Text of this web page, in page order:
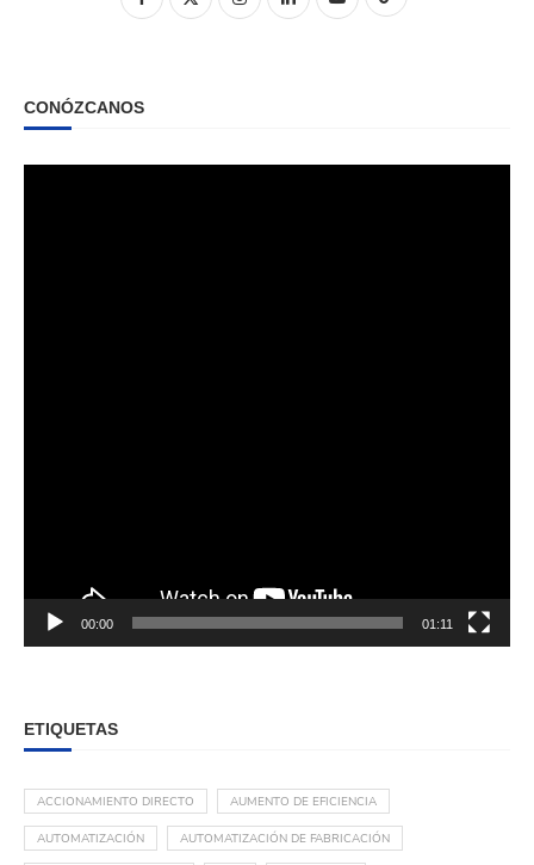
CONÓZCANOS
00:00 01:11
ETIQUETAS
ACCIONAMIENTO DIRECTO AUMENTO DE EFICIENCIA
AUTOMATIZACIÓN AUTOMATIZACIÓN DE FABRICACIÓN